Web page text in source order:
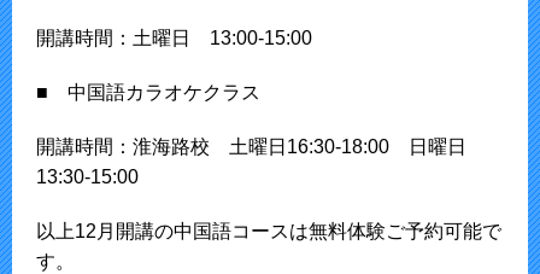
開講時間：土曜日 13:00-15:00
■ 中国語カラオケクラス
開講時間：淮海路校 土曜日16:30-18:00 日曜日
13:30-15:00
以上12月開講の中国語コースは無料体験ご予約可能で
す。